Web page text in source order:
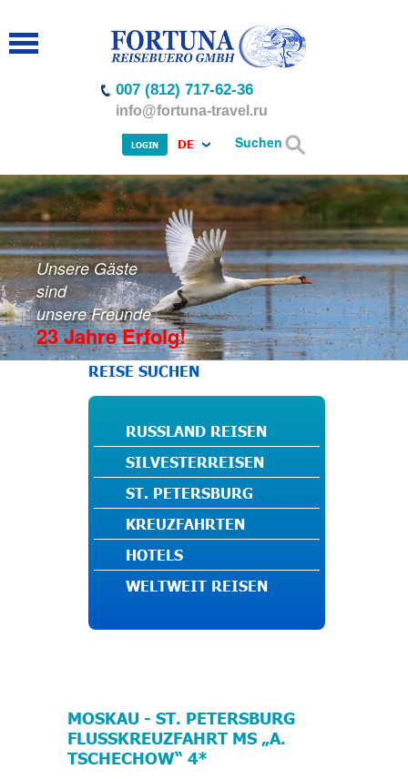
Suchen
007 (812) 717-62-36
info@fortuna-travel.ru
LOGIN DE
Unsere Gäste
sind
unsere Freunde
23 Jahre Erfolg!
REISE SUCHEN
RUSSLAND REISEN
SILVESTERREISEN
ST. PETERSBURG
KREUZFAHRTEN
HOTELS
WELTWEIT REISEN
MOSKAU - ST. PETERSBURG
FLUSSKREUZFAHRT MS „A.
TSCHECHOW“ 4*